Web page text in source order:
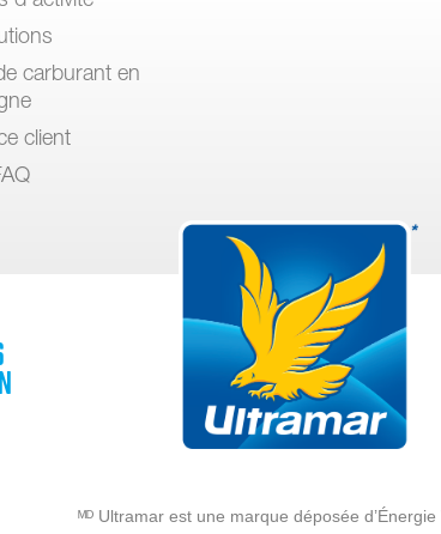
carburant en
client
ᴹᴰ Ultramar est une marque déposée d’Énergie